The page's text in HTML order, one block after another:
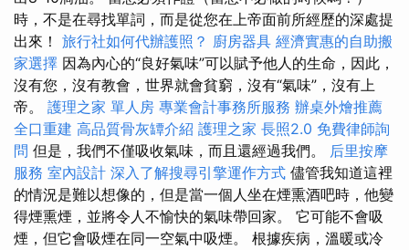
時，不是在尋找單詞，而是從您在上帝面前所經歷的深處提
出來！ 旅行社如何代辦護照？ 廚房器具 經濟實惠的自助搬
家選擇 因為內心的“良好氣味”可以賦予他人的生命，因此，
沒有您，沒有教會，世界就會貧窮，沒有“氣味”，沒有上
帝。 護理之家 單人房 專業會計事務所服務 辦桌外燴推薦
全口重建 高品質骨灰罈介紹 護理之家 長照2.0 免費律師詢
問 但是，我們不僅吸收氣味，而且還經過我們。 后里按摩
服務 室內設計 深入了解搜尋引擎運作方式 儘管我知道這裡
的情況是難以想像的，但是當一個人坐在煙熏酒吧時，他變
得煙熏煙，並將令人不愉快的氣味帶回家。 它可能不會吸
煙，但它會吸煙在同一空氣中吸煙。 根據疾病，溫暖或冷